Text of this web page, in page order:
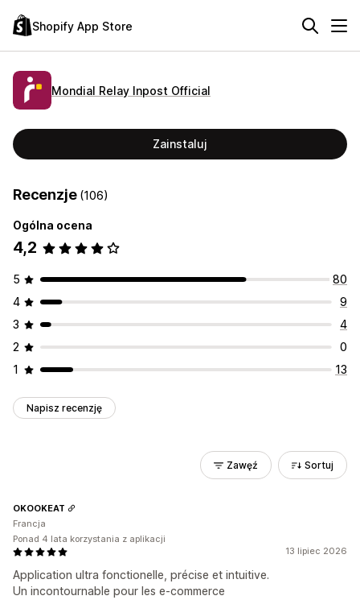
Shopify App Store
Mondial Relay Inpost Official
Zainstaluj
Recenzje (106)
Ogólna ocena
4,2
5
80
4
9
3
4
2
0
1
13
Napisz recenzję
Zawęź Sortuj
13 lipiec 2026
Application ultra fonctionelle, précise et intuitive.
Un incontournable pour les e-commerce
OKOOKEAT
Francja
Ponad 4 lata korzystania z aplikacji